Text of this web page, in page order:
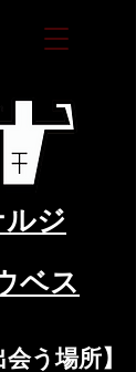
ルジ
ベス
う場所】